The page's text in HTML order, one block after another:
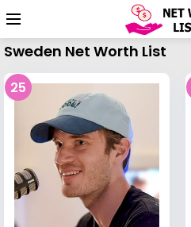
Sweden Net Worth List
25